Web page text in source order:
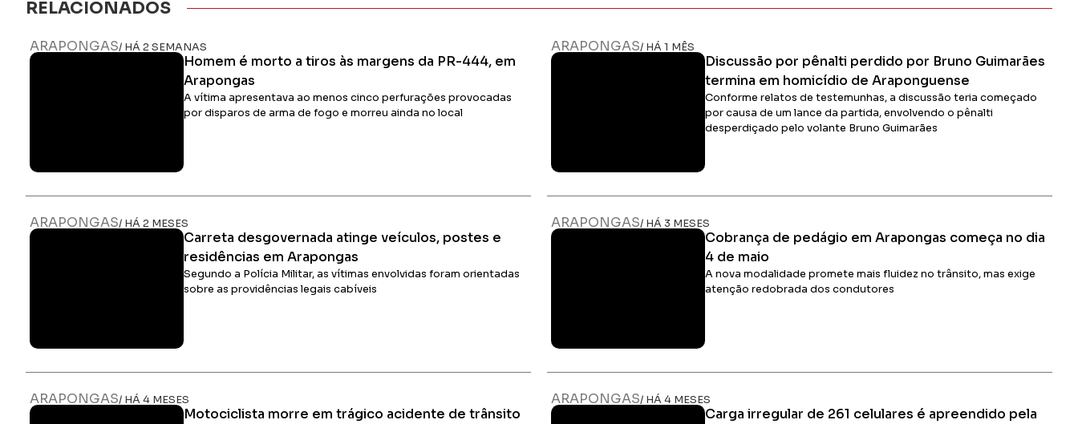
RELACIONADOS
ARAPONGAS/ HÁ 2 SEMANAS
Homem é morto a tiros às margens da PR-444, em
Arapongas
A vítima apresentava ao menos cinco perfurações provocadas
por disparos de arma de fogo e morreu ainda no local
ARAPONGAS/ HÁ 1 MÊS
Discussão por pênalti perdido por Bruno Guimarães
termina em homicídio de Araponguense
Conforme relatos de testemunhas, a discussão teria começado
por causa de um lance da partida, envolvendo o pênalti
desperdiçado pelo volante Bruno Guimarães
ARAPONGAS/ HÁ 2 MESES
Carreta desgovernada atinge veículos, postes e
residências em Arapongas
Segundo a Polícia Militar, as vítimas envolvidas foram orientadas
sobre as providências legais cabíveis
ARAPONGAS/ HÁ 3 MESES
Cobrança de pedágio em Arapongas começa no dia
4 de maio
A nova modalidade promete mais fluidez no trânsito, mas exige
atenção redobrada dos condutores
ARAPONGAS/ HÁ 4 MESES
Motociclista morre em trágico acidente de trânsito
ARAPONGAS/ HÁ 4 MESES
Carga irregular de 261 celulares é apreendido pela